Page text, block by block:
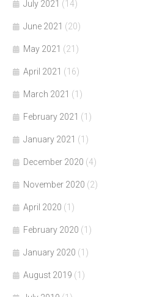
July 2021 (14)
June 2021 (20)
May 2021 (21)
April 2021 (16)
March 2021 (1)
February 2021 (1)
January 2021 (1)
December 2020 (4)
November 2020 (2)
April 2020 (1)
February 2020 (1)
January 2020 (1)
August 2019 (1)